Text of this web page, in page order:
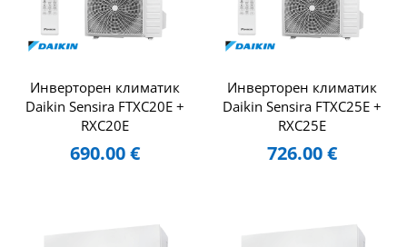
Инверторен климатик
Daikin Sensira FTXC20E +
RXC20E
690.00€
Инверторен климатик
Daikin Sensira FTXC25E +
RXC25E
726.00€